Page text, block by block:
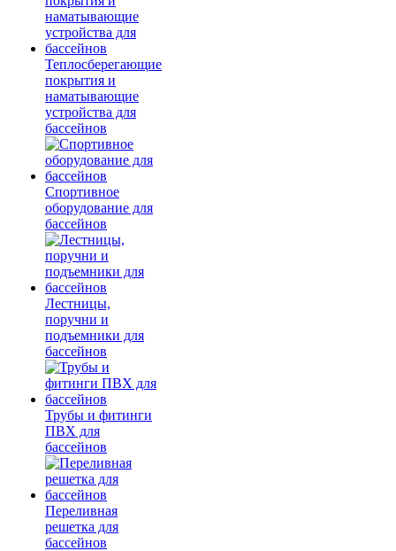
Теплосберегающие
покрытия и
наматывающие
устройства для
бассейнов
Спортивное
оборудование для
бассейнов
Лестницы,
поручни и
подъемники для
бассейнов
Трубы и фитинги
ПВХ для
бассейнов
Переливная
решетка для
бассейнов